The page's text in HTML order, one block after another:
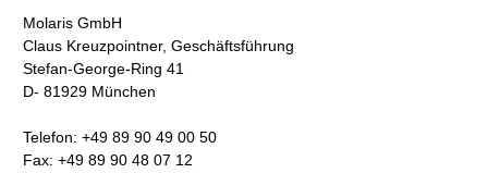
Molaris GmbH
Claus Kreuzpointner, Geschäftsführung
Stefan-George-Ring 41
D- 81929 München
Telefon: +49 89 90 49 00 50
Fax: +49 89 90 48 07 12